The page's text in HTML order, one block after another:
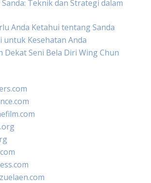
Teknik dan Strategi dalam
Anda Ketahui tentang Sanda
untuk Kesehatan Anda
Dekat Seni Bela Diri Wing Chun